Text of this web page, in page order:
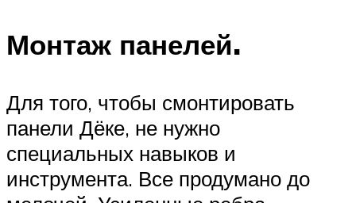
Монтаж панелей.
Для того, чтобы смонтировать
панели Дёке, не нужно
специальных навыков и
инструмента. Все продумано до